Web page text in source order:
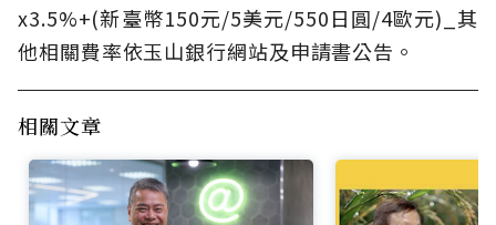
x3.5%+(新臺幣150元/5美元/550日圓/4歐元)_其
他相關費率依玉山銀行網站及申請書公告。
相關文章